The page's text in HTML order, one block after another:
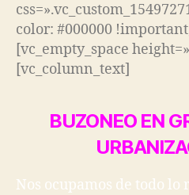
color: #000000
[vc_empty_space
[vc_column_text]
BUZONEO EN
Nos ocupamos de todo lo